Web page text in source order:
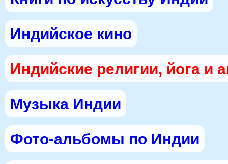
Индийское кино
Индийские религии, йога и
Музыка Индии
Фото-альбомы по Индии